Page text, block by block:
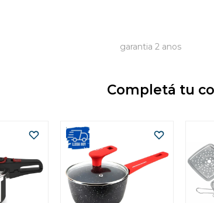
garantia 2 anos
Completá tu